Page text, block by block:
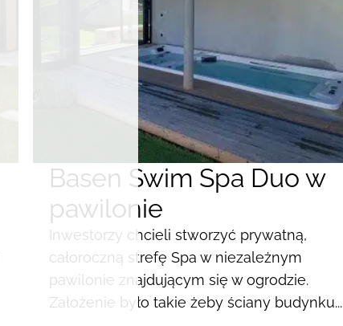
Basen Swim Spa Duo w
pawilonie
Inwestorzy chcieli stworzyć prywatną,
całoroczną strefę Spa w niezależnym
pawilonie znajdującym się w ogrodzie.
Założenie było takie żeby ściany budynku...